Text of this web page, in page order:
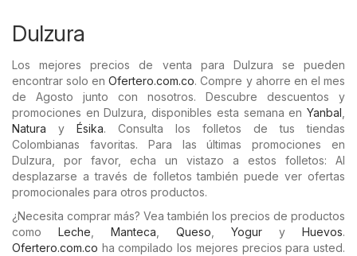
Dulzura
Los mejores precios de venta para Dulzura se pueden
encontrar solo enOfertero.com.co. Compre y ahorre en el mes
de Agosto junto con nosotros. Descubre descuentos y
promociones en Dulzura, disponibles esta semana en Yanbal
Natura y Ésika. Consulta los folletos de tus tiendas
Colombianas favoritas. Para las últimas promociones en
Dulzura, por favor, echa un vistazo a estos folletos: Al
desplazarse a través de folletos también puede ver ofertas
promocionales para otros productos.
¿Necesita comprar más? Vea también los precios de productos
como Leche Manteca Queso Yogur y Huevos.
Ofertero.com.co ha compilado los mejores precios para usted.